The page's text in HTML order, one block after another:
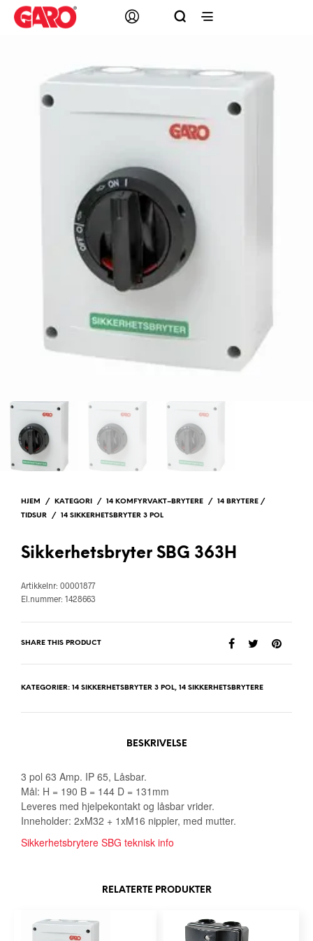
HJEM / KATEGORI / 14 KOMFYRVAKT–BRYTERE /
14 BRYTERE /
TIDSUR
/ 14 SIKKERHETSBRYTER 3 POL
Sikkerhetsbryter SBG 363H
Artikkelnr: 00001877
El.nummer: 1428663
SHARE THIS PRODUCT
KATEGORIER: 14 SIKKERHETSBRYTER 3 POL, 14 SIKKERHETSBRYTERE
BESKRIVELSE
3 pol 63 Amp. IP 65, Låsbar.
Mål: H = 190 B = 144 D = 131mm
Leveres med hjelpekontakt og låsbar vrider.
Inneholder: 2xM32 + 1xM16 nippler, med mutter.
Sikkerhetsbrytere SBG teknisk info
RELATERTE PRODUKTER